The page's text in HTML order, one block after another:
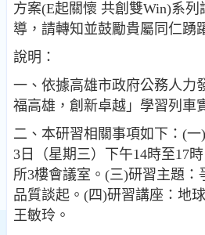
方案(E起關懷 共創雙Win)系
導，請轉知並鼓勵貴屬同仁踴
說明：
一、依據高雄市政府公務人力
福高雄，創新卓越」學習列車
二、本研習相關事項如下：(一
3日（星期三）下午14時至17
所3樓會議室。(三)研習主題
品質談起。(四)研習講座：地
王敏玲。